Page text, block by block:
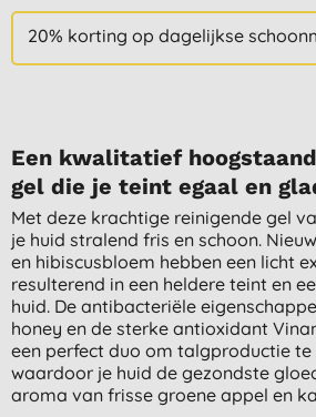
20% korting op dagelijkse
Een kwalitatief
gel die je teint egaal en
Met deze krachtige reinigende gel
je huid stralend fris en schoon.
en hibiscusbloem hebben een licht
resulterend in een heldere teint en
huid. De antibacteriële
honey en de sterke antioxidant
een perfect duo om talgproductie te
waardoor je huid de gezondste
aroma van frisse groene appel en